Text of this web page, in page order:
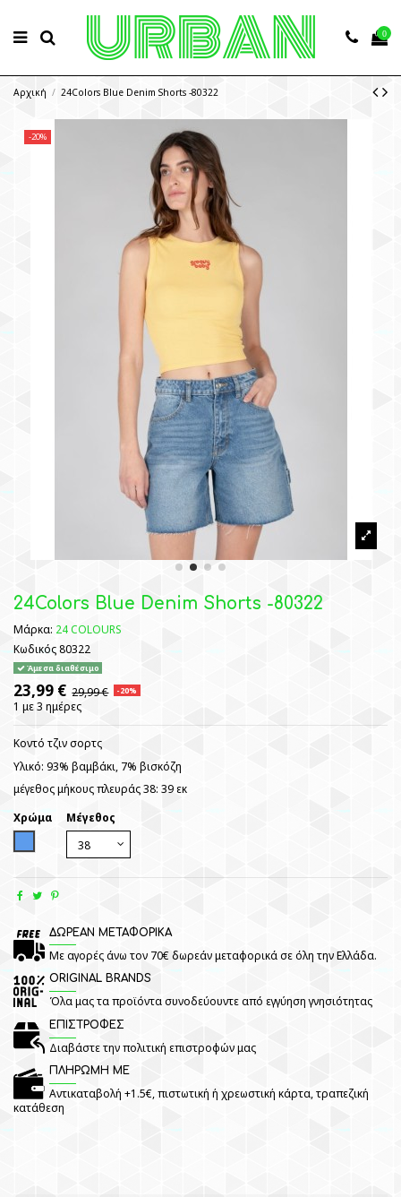
0
Αρχική 24Colors Blue Denim Shorts -80322
-20%
24Colors Blue Denim Shorts -80322
Μάρκα: 24 COLOURS
Κωδικός80322
Άμεσα διαθέσιμο
23,99 € 29,99 € -20%
1 με 3 ημέρες
Κοντό τζιν σορτς
Υλικό: 93% βαμβάκι, 7% βισκόζη
μέγεθος μήκους πλευράς 38: 39 εκ
Χρώμα
Μέγεθος
ΔΩΡΕΑΝ ΜΕΤΑΦΟΡΙΚΑ
Με αγορές άνω τον 70€ δωρεάν μεταφορικά σε όλη την Ελλάδα.
ORIGINAL BRANDS
Όλα μας τα προϊόντα συνοδεύουντε από εγγύηση γνησιότητας
ΕΠΙΣΤΡΟΦΕΣ
Διαβάστε την πολιτική επιστροφών μας
ΠΛΗΡΩΜΗ ΜΕ
Αντικαταβολή +1.5€, πιστωτική ή χρεωστική κάρτα, τραπεζική
κατάθεση